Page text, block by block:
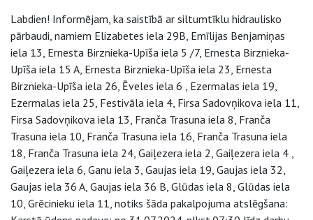
Labdien! Informējam, ka saistībā ar siltumtīklu hidraulisko
pārbaudi, namiem Elizabetes iela 29B, Emīlijas Benjamiņas
iela 13, Ernesta Birznieka-Upīša iela 5 /7, Ernesta Birznieka-
Upīša iela 15 A, Ernesta Birznieka-Upīša iela 23, Ernesta
Birznieka-Upīša iela 26, Ēveles iela 6 , Ezermalas iela 19,
Ezermalas iela 25, Festivāla iela 4, Firsa Sadovņikova iela 11,
Firsa Sadovņikova iela 13, Franča Trasuna iela 8, Franča
Trasuna iela 10, Franča Trasuna iela 16, Franča Trasuna iela
18, Franča Trasuna iela 24, Gaiļezera iela 2, Gaiļezera iela 4 ,
Gaiļezera iela 6, Ganu iela 3, Gaujas iela 19, Gaujas iela 32,
Gaujas iela 36 A, Gaujas iela 36 B, Glūdas iela 8, Glūdas iela
10, Grēcinieku iela 11, notiks šāda pakalpojuma atslēgšana: